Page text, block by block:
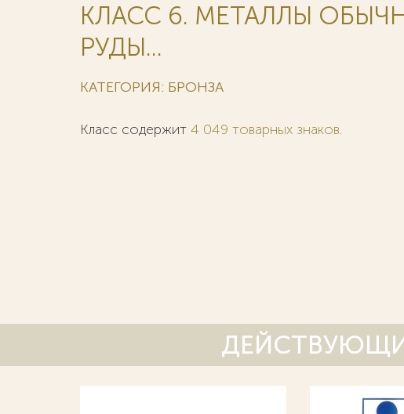
КЛАСС 6. МЕТАЛЛЫ
РУДЫ...
КАТЕГОРИЯ: БРОНЗА
Класс содержит 4 049 товарных знаков.